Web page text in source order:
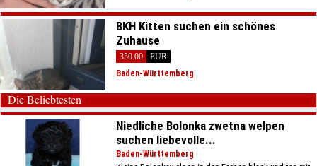
BKH Kitten suchen ein schönes
Zuhause
350.00
EUR
Baden-Württemberg
Die Beliebtesten
Niedliche Bolonka zwetna welpen
suchen liebevolle...
Baden-Württemberg